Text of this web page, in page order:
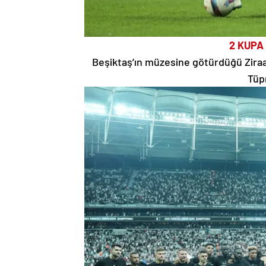
2
Beşiktaş’ın müzesine götürdüğü